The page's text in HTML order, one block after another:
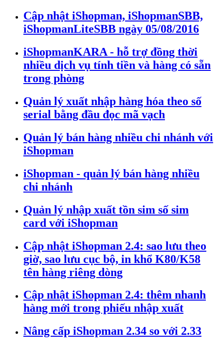
Cập nhật iShopman, iShopmanSBB,
iShopmanLiteSBB ngày 05/08/2016
iShopmanKARA - hỗ trợ đồng thời
nhiều dịch vụ tính tiền và hàng có sẵn
trong phòng
Quản lý xuất nhập hàng hóa theo số
serial bằng đầu đọc mã vạch
Quản lý bán hàng nhiều chi nhánh với
iShopman
iShopman - quản lý bán hàng nhiều
chi nhánh
Quản lý nhập xuất tồn sim số sim
card với iShopman
Cập nhật iShopman 2.4: sao lưu theo
giờ, sao lưu cục bộ, in khổ K80/K58
tên hàng riêng dòng
Cập nhật iShopman 2.4: thêm nhanh
hàng mới trong phiếu nhập xuất
Nâng cấp iShopman 2.34 so với 2.33